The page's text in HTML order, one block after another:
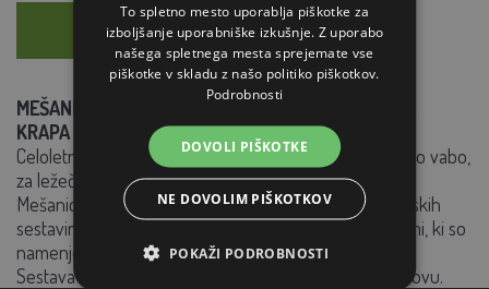
OPIS SVETOVANJE
MEŠANICA NAMENJENA ZA VABE IN KRMILNIKE ZA
KRAPA PRI ŠPORTNEM RIBOLOVU
Celoletna učinkovita mešanica za krmilnike in za ločeno vabo,
za ležeče in lebdeče.
Mešanica je narejena iz visokokakovostnih beljakovinskih
sestavin, dopolnjenih s posebnimi aromatičnimi snovmi, ki so
namenjene privabljanju rib.
Sestava ustreza trenutnim trendom v športnem ribolovu.
To spletno mesto uporablja piškotke za
izboljšanje uporabniške izkušnje. Z uporabo
našega spletnega mesta sprejemate vse
piškotke v skladu z našo politiko piškotkov.
Podrobnosti
DOVOLI PIŠKOTKE
NE DOVOLIM PIŠKOTKOV
POKAŽI PODROBNOSTI